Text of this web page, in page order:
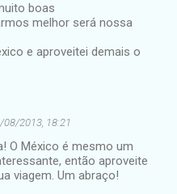
boas
melhor será nossa
e aproveitei demais o
08/2013, 18:21
O México é mesmo um
então aproveite
viagem. Um abraço!